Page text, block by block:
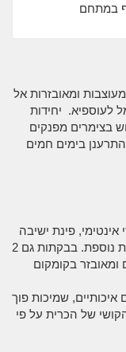
במתחם
של אליס - 4 בקתות מעוצבות ומאובזרות אל
לעוספיא. יחידות
בצימרים מפנקים
בימים חמים
אינטימי, פינת ישיבה
גדולה ונוחה הניתנת לפתיחה עבור מיטה זוגית נוספת. בבקתות גם 2
ומאובזר בקומקום
איכותיים, שמיכות פוך
של הכרית על פי